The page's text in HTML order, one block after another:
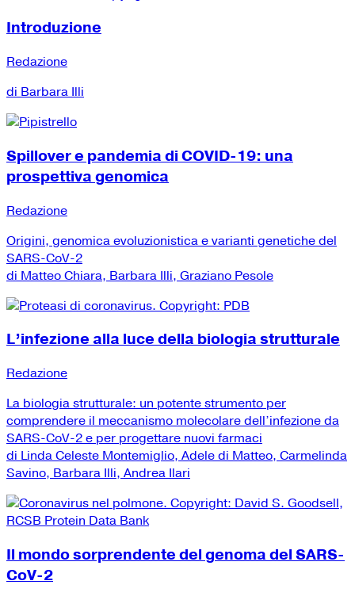
Introduzione
Redazione
di Barbara Illi
Spillover e pandemia di COVID-19: una
prospettiva genomica
Redazione
Origini, genomica evoluzionistica e varianti genetiche del
SARS-CoV-2
di Matteo Chiara, Barbara Illi, Graziano Pesole
L’infezione alla luce della biologia strutturale
Redazione
La biologia strutturale: un potente strumento per
comprendere il meccanismo molecolare dell’infezione da
SARS-CoV-2 e per progettare nuovi farmaci
di Linda Celeste Montemiglio, Adele di Matteo, Carmelinda
Savino, Barbara Illi, Andrea Ilari
Il mondo sorprendente del genoma del SARS-
CoV-2